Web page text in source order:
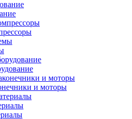
и моторы